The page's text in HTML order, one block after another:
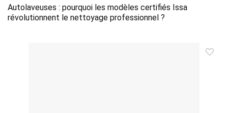
Autolaveuses : pourquoi les modèles certifiés Issa
révolutionnent le nettoyage professionnel ?